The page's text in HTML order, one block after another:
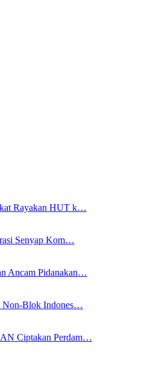
Rayakan HUT k…
Senyap Kom…
Ancam Pidanakan…
Non-Blok Indones…
Ciptakan Perdam…